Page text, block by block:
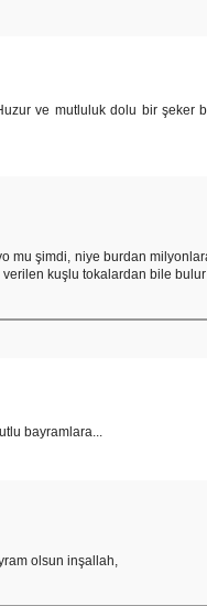
ve mutluluk dolu bir şeker
mu şimdi, niye burdan
kuşlu tokalardan bile
bayramlara...
olsun inşallah,